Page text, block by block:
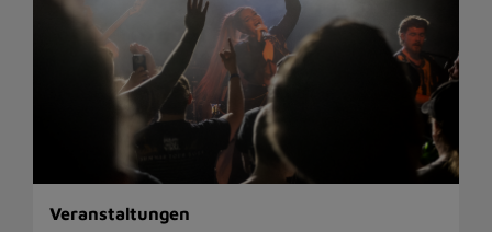
Veranstaltungen